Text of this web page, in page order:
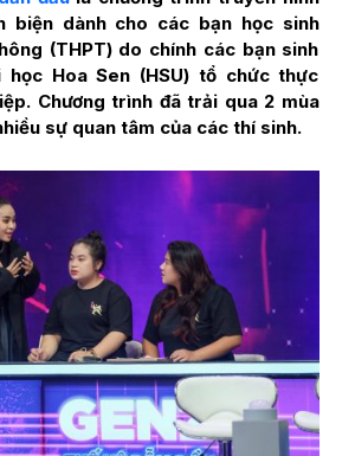
biện dành cho các bạn học sinh
(THPT) do chính các bạn sinh
Hoa Sen (HSU) tổ chức thực
Chương trình đã trải qua 2 mùa
sự quan tâm của các thí sinh.